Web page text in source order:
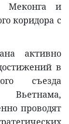
Меконга и
коридора с
активно
в
съезда
Вьетнама,
проводят